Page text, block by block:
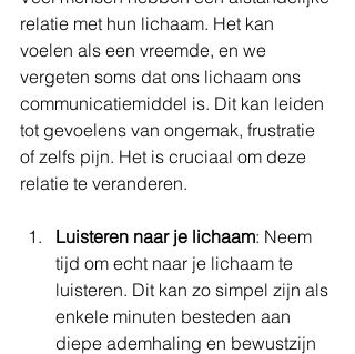
relatie met hun lichaam. Het kan
voelen als een vreemde, en we
vergeten soms dat ons lichaam ons
communicatiemiddel is. Dit kan leiden
tot gevoelens van ongemak, frustratie
of zelfs pijn. Het is cruciaal om deze
relatie te veranderen.
Luisteren naar je lichaam: Neem
tijd om echt naar je lichaam te
luisteren. Dit kan zo simpel zijn als
enkele minuten besteden aan
diepe ademhaling en bewustzijn